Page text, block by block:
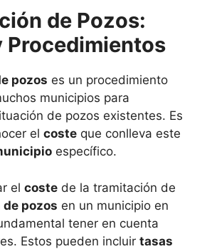
de Pozos:
Procedimientos
pozos es un procedimiento
municipios para
de pozos existentes. Es
el coste que conlleva este
específico.
el coste de la tramitación de
pozos en un municipio en
tener en cuenta
Estos pueden incluir tasas